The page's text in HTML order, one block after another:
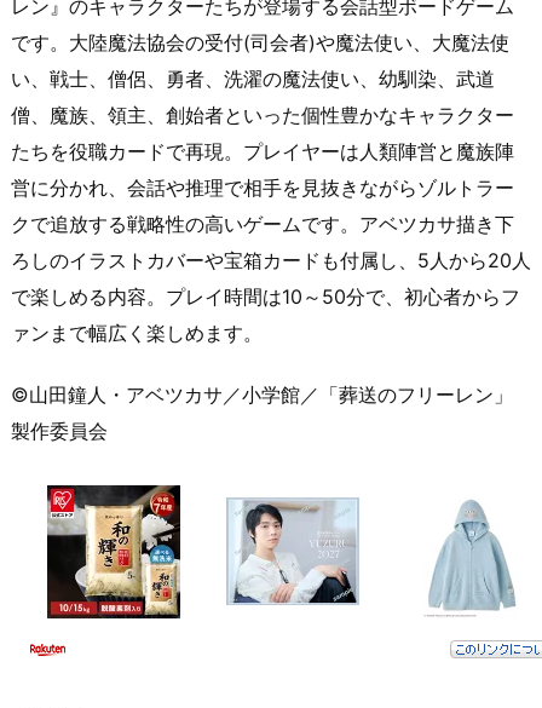
レン』のキャラクターたちが登場する会話型ボードゲーム
です。大陸魔法協会の受付(司会者)や魔法使い、大魔法使
い、戦士、僧侶、勇者、洗濯の魔法使い、幼馴染、武道
僧、魔族、領主、創始者といった個性豊かなキャラクター
たちを役職カードで再現。プレイヤーは人類陣営と魔族陣
営に分かれ、会話や推理で相手を見抜きながらゾルトラー
クで追放する戦略性の高いゲームです。アベツカサ描き下
ろしのイラストカバーや宝箱カードも付属し、5人から20人
で楽しめる内容。プレイ時間は10～50分で、初心者からフ
ァンまで幅広く楽しめます。
©山田鐘人・アベツカサ／小学館／「葬送のフリーレン」
製作委員会